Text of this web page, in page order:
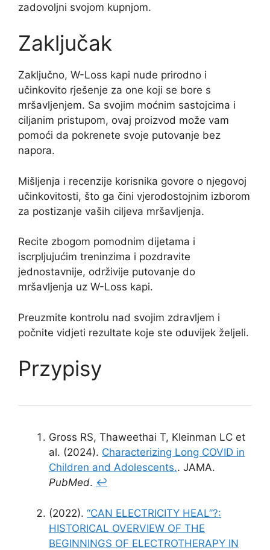
zadovoljni svojom kupnjom.
Zaključak
Zaključno, W-Loss kapi nude prirodno i
učinkovito rješenje za one koji se bore s
mršavljenjem. Sa svojim moćnim sastojcima i
ciljanim pristupom, ovaj proizvod može vam
pomoći da pokrenete svoje putovanje bez
napora.
Mišljenja i recenzije korisnika govore o njegovoj
učinkovitosti, što ga čini vjerodostojnim izborom
za postizanje vaših ciljeva mršavljenja.
Recite zbogom pomodnim dijetama i
iscrpljujućim treninzima i pozdravite
jednostavnije, održivije putovanje do
mršavljenja uz W-Loss kapi.
Preuzmite kontrolu nad svojim zdravljem i
počnite vidjeti rezultate koje ste oduvijek željeli.
Przypisy
Gross RS, Thaweethai T, Kleinman LC et
al. (2024). Characterizing Long COVID in
Children and Adolescents.. JAMA.
PubMed. ↩
(2022). “CAN ELECTRICITY HEAL”?:
HISTORICAL OVERVIEW OF THE
BEGINNINGS OF ELECTROTHERAPY IN